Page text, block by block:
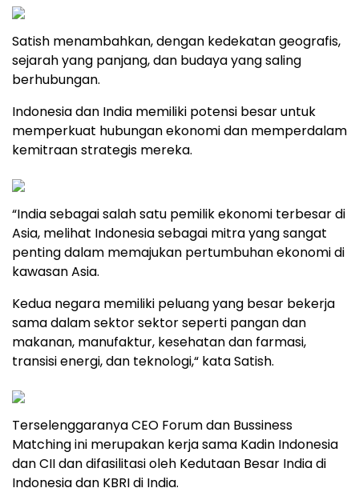
Satish menambahkan, dengan kedekatan geografis,
sejarah yang panjang, dan budaya yang saling
berhubungan.
Indonesia dan India memiliki potensi besar untuk
memperkuat hubungan ekonomi dan memperdalam
kemitraan strategis mereka.
“India sebagai salah satu pemilik ekonomi terbesar di
Asia, melihat Indonesia sebagai mitra yang sangat
penting dalam memajukan pertumbuhan ekonomi di
kawasan Asia.
Kedua negara memiliki peluang yang besar bekerja
sama dalam sektor sektor seperti pangan dan
makanan, manufaktur, kesehatan dan farmasi,
transisi energi, dan teknologi,“ kata Satish.
Terselenggaranya CEO Forum dan Bussiness
Matching ini merupakan kerja sama Kadin Indonesia
dan CII dan difasilitasi oleh Kedutaan Besar India di
Indonesia dan KBRI di India.